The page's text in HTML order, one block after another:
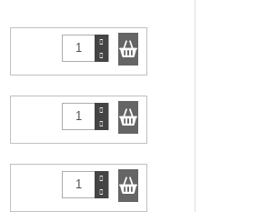
Do košíka
Do košíka
Do košíka